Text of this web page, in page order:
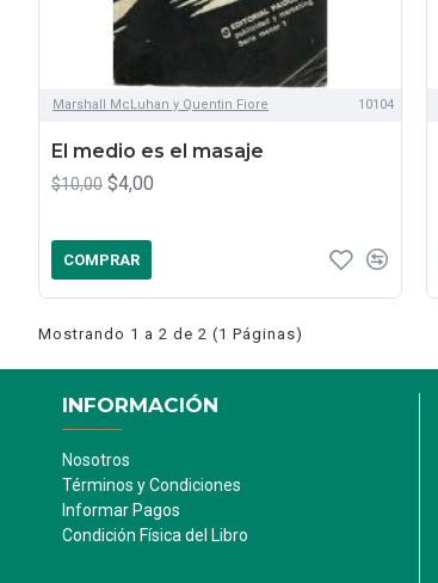
Marshall McLuhan y Quentin Fiore 10104
El medio es el masaje
$10,00 $4,00
COMPRAR
Mostrando 1 a 2 de 2 (1 Páginas)
INFORMACIÓN
Nosotros
Términos y Condiciones
Informar Pagos
Condición Física del Libro